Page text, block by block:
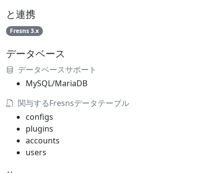
と連携
Fresns 3.x
データベース
データベースサポート
MySQL/MariaDB
関与するFresnsデータテーブル
configs
plugins
accounts
users